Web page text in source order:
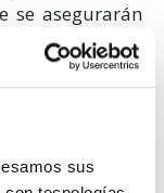
sus
se asegurarán
conforme a la
los plazos
al